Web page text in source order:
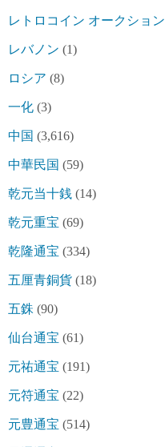
レトロコイン オークション
レバノン (1)
ロシア (8)
一化 (3)
中国 (3,616)
中華民国 (59)
乾元当十銭 (14)
乾元重宝 (69)
乾隆通宝 (334)
五厘青銅貨 (18)
五銖 (90)
仙台通宝 (61)
元祐通宝 (191)
元符通宝 (22)
元豊通宝 (514)